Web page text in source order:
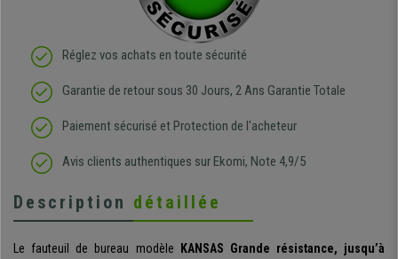
Réglez vos achats en toute sécurité
Garantie de retour sous 30 Jours, 2 Ans Garantie Totale
Paiement sécurisé et Protection de l'acheteur
Avis clients authentiques sur Ekomi, Note 4,9/5
Description détaillée
Le fauteuil de bureau modèle
KANSAS Grande résistance, jusqu’à